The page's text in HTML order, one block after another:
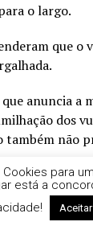
o largo.
que o
que anuncia a
dos
também não
a tocar.
a aldeia.
para
está a
Aceitar